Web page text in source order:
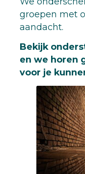
groepen met
aandacht.
Bekijk
en we horen
voor je